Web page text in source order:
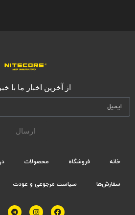
از آخرین اخبار ما با
ارسال
خانه فروشگاه محصولات
سفارش‌ها سیاست مرجوعی و عودت